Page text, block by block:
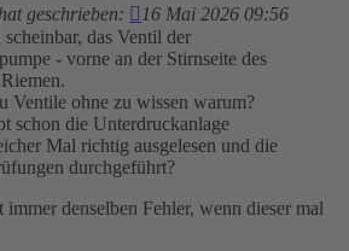
geschrieben:
16 Mai 2026 09:56
scheinbar, das Ventil der
- vorne an der Stirnseite des
Ventile ohne zu wissen warum?
schon die Unterdruckanlage
Mal richtig ausgelesen und die
durchgeführt?
immer denselben Fehler, wenn dieser mal